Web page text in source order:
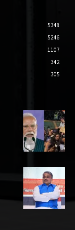
5348
5246
1107
342
305